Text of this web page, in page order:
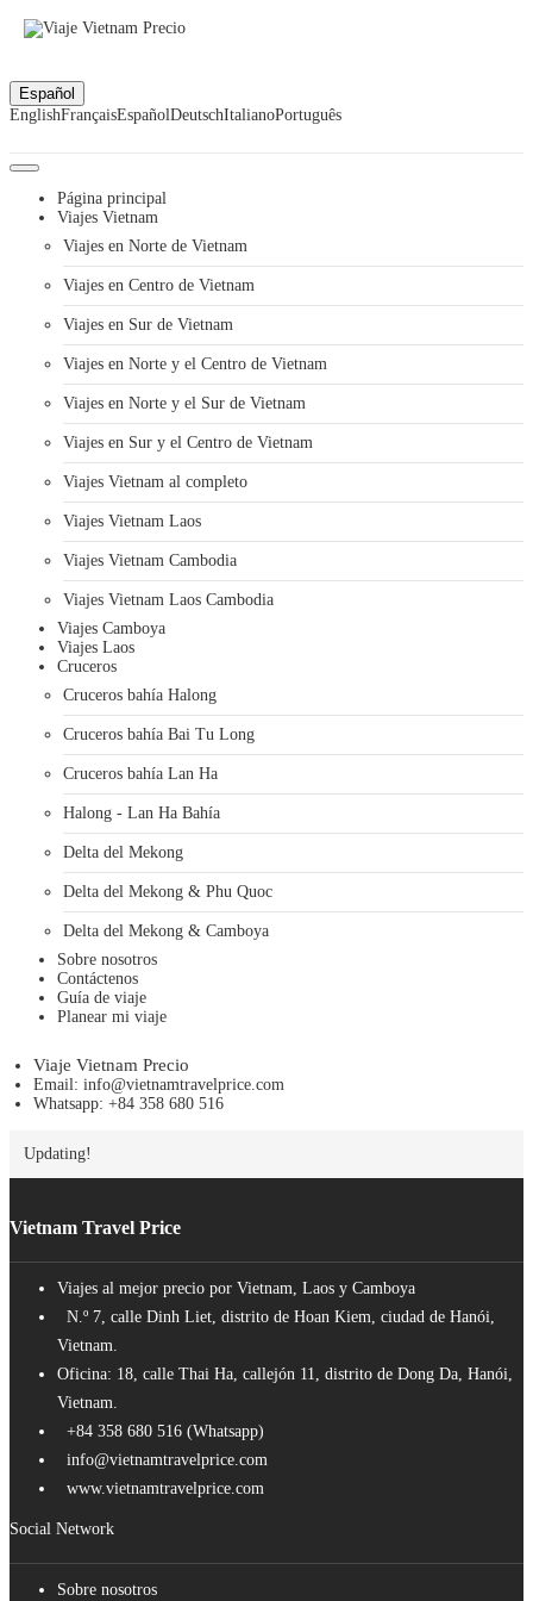
Español
EnglishFrançaisEspañolDeutschItalianoPortuguês
Página principal
Viajes Vietnam
Viajes en Norte de Vietnam
Viajes en Centro de Vietnam
Viajes en Sur de Vietnam
Viajes en Norte y el Centro de Vietnam
Viajes en Norte y el Sur de Vietnam
Viajes en Sur y el Centro de Vietnam
Viajes Vietnam al completo
Viajes Vietnam Laos
Viajes Vietnam Cambodia
Viajes Vietnam Laos Cambodia
Viajes Camboya
Viajes Laos
Cruceros
Cruceros bahía Halong
Cruceros bahía Bai Tu Long
Cruceros bahía Lan Ha
Halong - Lan Ha Bahía
Delta del Mekong
Delta del Mekong & Phu Quoc
Delta del Mekong & Camboya
Sobre nosotros
Contáctenos
Guía de viaje
Planear mi viaje
Viaje Vietnam Precio
Email: info@vietnamtravelprice.com
Whatsapp: +84 358 680 516
Updating!
Vietnam Travel Price
Viajes al mejor precio por Vietnam, Laos y Camboya
N.º 7, calle Dinh Liet, distrito de Hoan Kiem, ciudad de Hanói,
Vietnam.
Oficina: 18, calle Thai Ha, callejón 11, distrito de Dong Da, Hanói,
Vietnam.
+84 358 680 516 (Whatsapp)
info@vietnamtravelprice.com
www.vietnamtravelprice.com
Social Network
Sobre nosotros